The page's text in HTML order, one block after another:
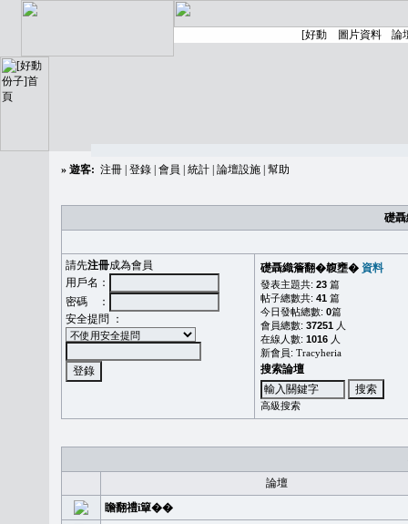
» 遊客: 注冊 登錄 會員 統計 論壇設施 幫助
礎
請先注冊成為會員
用戶名：
密碼 ：
安全提問 ：
礎聶織簷翻�䪖壅� 資料
發表主題共: 23 篇
帖子總數共: 41 篇
今日發帖總數: 0篇
會員總數: 37251 人
在線人數: 1016 人
新會員: Tracyheria
搜索論壇
高級搜索
論壇
瞻翻禮i簞��